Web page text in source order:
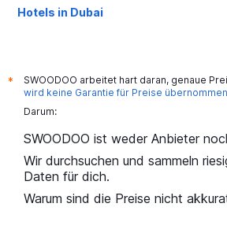
Hotels in Dubai
*
SWOODOO arbeitet hart daran, genaue
wird keine Garantie für Preise übernommen
Darum:
SWOODOO ist weder Anbieter
Wir durchsuchen und sammeln
Daten für dich.
Warum sind die Preise nicht